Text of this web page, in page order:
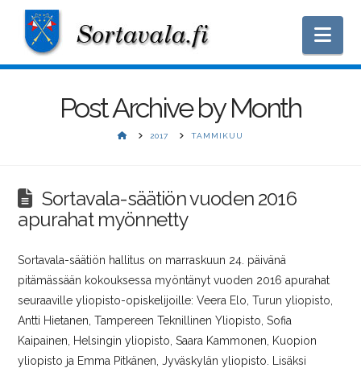
Post Archive by Month
HOME2017 TAMMIKUU
Sortavala-säätiön vuoden 2016
apurahat myönnetty
Sortavala-säätiön hallitus on marraskuun 24. päivänä
pitämässään kokouksessa myöntänyt vuoden 2016 apurahat
seuraaville yliopisto-opiskelijoille: Veera Elo, Turun yliopisto,
Antti Hietanen, Tampereen Teknillinen Yliopisto, Sofia
Kaipainen, Helsingin yliopisto, Saara Kammonen, Kuopion
yliopisto ja Emma Pitkänen, Jyväskylän yliopisto. Lisäksi